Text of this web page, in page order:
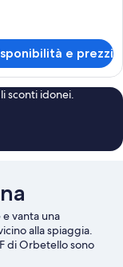
e prezzi
sconti idonei.
e vanta una
alla spiaggia.
di Orbetello sono
Tra le altre